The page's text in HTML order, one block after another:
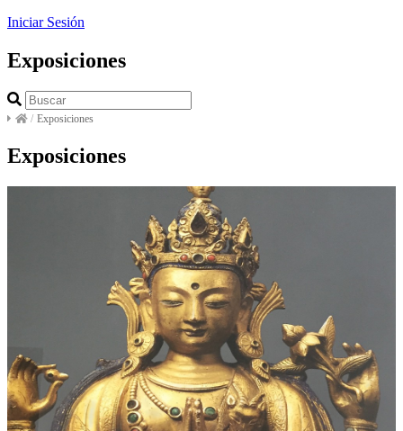
Iniciar Sesión
Exposiciones
/ Exposiciones
Exposiciones